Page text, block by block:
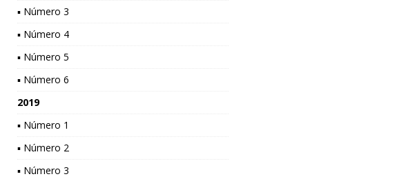
▪ Número 3
▪ Número 4
▪ Número 5
▪ Número 6
2019
▪ Número 1
▪ Número 2
▪ Número 3